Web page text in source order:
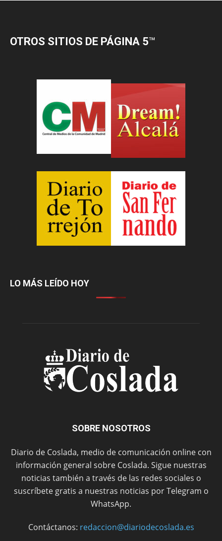
OTROS SITIOS DE PÁGINA 5™
LO MÁS LEÍDO HOY
SOBRE NOSOTROS
Diario de Coslada, medio de comunicación online con
información general sobre Coslada. Sigue nuestras
noticias también a través de las redes sociales o
suscríbete gratis a nuestras noticias por Telegram o
WhatsApp.
Contáctanos: redaccion@diariodecoslada.es